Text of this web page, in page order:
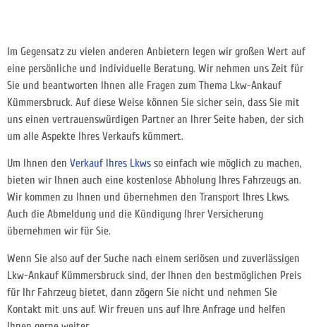
Im Gegensatz zu vielen anderen Anbietern legen wir großen Wert auf
eine persönliche und individuelle Beratung. Wir nehmen uns Zeit für
Sie und beantworten Ihnen alle Fragen zum Thema Lkw-Ankauf
Kümmersbruck. Auf diese Weise können Sie sicher sein, dass Sie mit
uns einen vertrauenswürdigen Partner an Ihrer Seite haben, der sich
um alle Aspekte Ihres Verkaufs kümmert.
Um Ihnen den Verkauf Ihres Lkws so einfach wie möglich zu machen,
bieten wir Ihnen auch eine kostenlose Abholung Ihres Fahrzeugs an.
Wir kommen zu Ihnen und übernehmen den Transport Ihres Lkws.
Auch die Abmeldung und die Kündigung Ihrer Versicherung
übernehmen wir für Sie.
Wenn Sie also auf der Suche nach einem seriösen und zuverlässigen
Lkw-Ankauf Kümmersbruck sind, der Ihnen den bestmöglichen Preis
für Ihr Fahrzeug bietet, dann zögern Sie nicht und nehmen Sie
Kontakt mit uns auf. Wir freuen uns auf Ihre Anfrage und helfen